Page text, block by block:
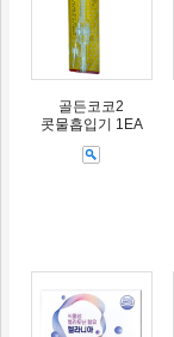
골든코코2
콧물흡입기 1EA